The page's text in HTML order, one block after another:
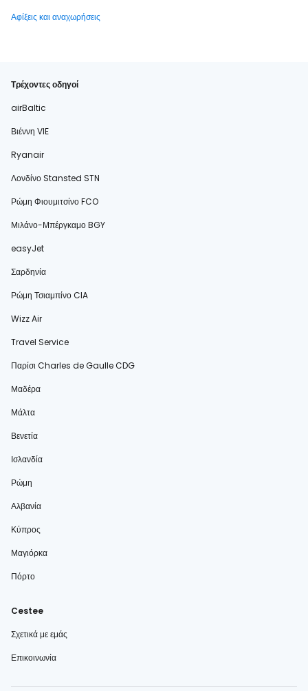
Αφίξεις και αναχωρήσεις
Τρέχοντες οδηγοί
airBaltic
Βιέννη VIE
Ryanair
Λονδίνο Stansted STN
Ρώμη Φιουμιτσίνο FCO
Μιλάνο-Μπέργκαμο BGY
easyJet
Σαρδηνία
Ρώμη Τσιαμπίνο CIA
Wizz Air
Travel Service
Παρίσι Charles de Gaulle CDG
Μαδέρα
Μάλτα
Βενετία
Ισλανδία
Ρώμη
Αλβανία
Κύπρος
Μαγιόρκα
Πόρτο
Cestee
Σχετικά με εμάς
Επικοινωνία